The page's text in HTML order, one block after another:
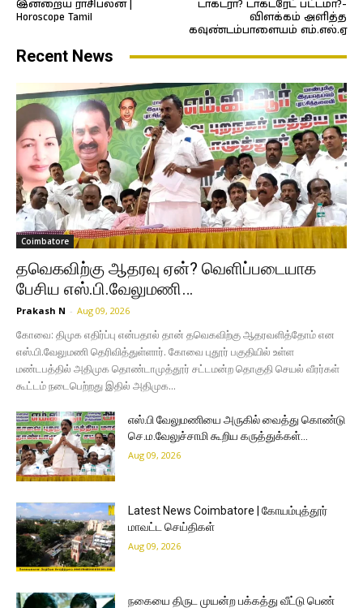
இன்றைய ராசிபலன் |
Horoscope Tamil
டாக்டரா? டாக்டரேட் பட்டமா?-
விளக்கம் அளித்த
கவுண்டம்பாளையம் எம்.எல்.ஏ
Recent News
Coimbatore
தவெகவிற்கு ஆதரவு ஏன்? வெளிப்படையாக
பேசிய எஸ்.பி.வேலுமணி…
Prakash N - Aug 09, 2026
கோவை: திமுக எதிர்ப்பு என்பதால் தான் தவெகவிற்கு ஆதரவளித்தோம் என
எஸ்.பி.வேலுமணி தெரிவித்துள்ளார். கோவை புதூர் பகுதியில் உள்ள
மண்டபத்தில் அதிமுக தொண்டாமுத்தூர் சட்டமன்ற தொகுதி செயல் வீரர்கள்
கூட்டம் நடைபெற்றது இதில் அதிமுக...
எஸ்.பி வேலுமணியை அருகில் வைத்து கொண்டு
செ.ம.வேலுச்சாமி கூறிய கருத்துக்கள்…
Aug 09, 2026
Latest News Coimbatore | கோயம்புத்தூர்
மாவட்ட செய்திகள்
Aug 09, 2026
நகையை திருட முயன்ற பக்கத்து வீட்டு பெண்